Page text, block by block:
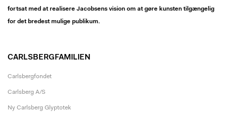
fortsat med at realisere Jacobsens vision om at gøre kunsten tilgængelig
for det bredest mulige publikum.
CARLSBERGFAMILIEN
Carlsbergfondet
Carlsberg A/S
Ny Carlsberg Glyptotek